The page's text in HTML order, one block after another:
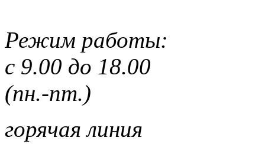
Режим работы:
с 9.00 до 18.00
(пн.-пт.)
горячая линия